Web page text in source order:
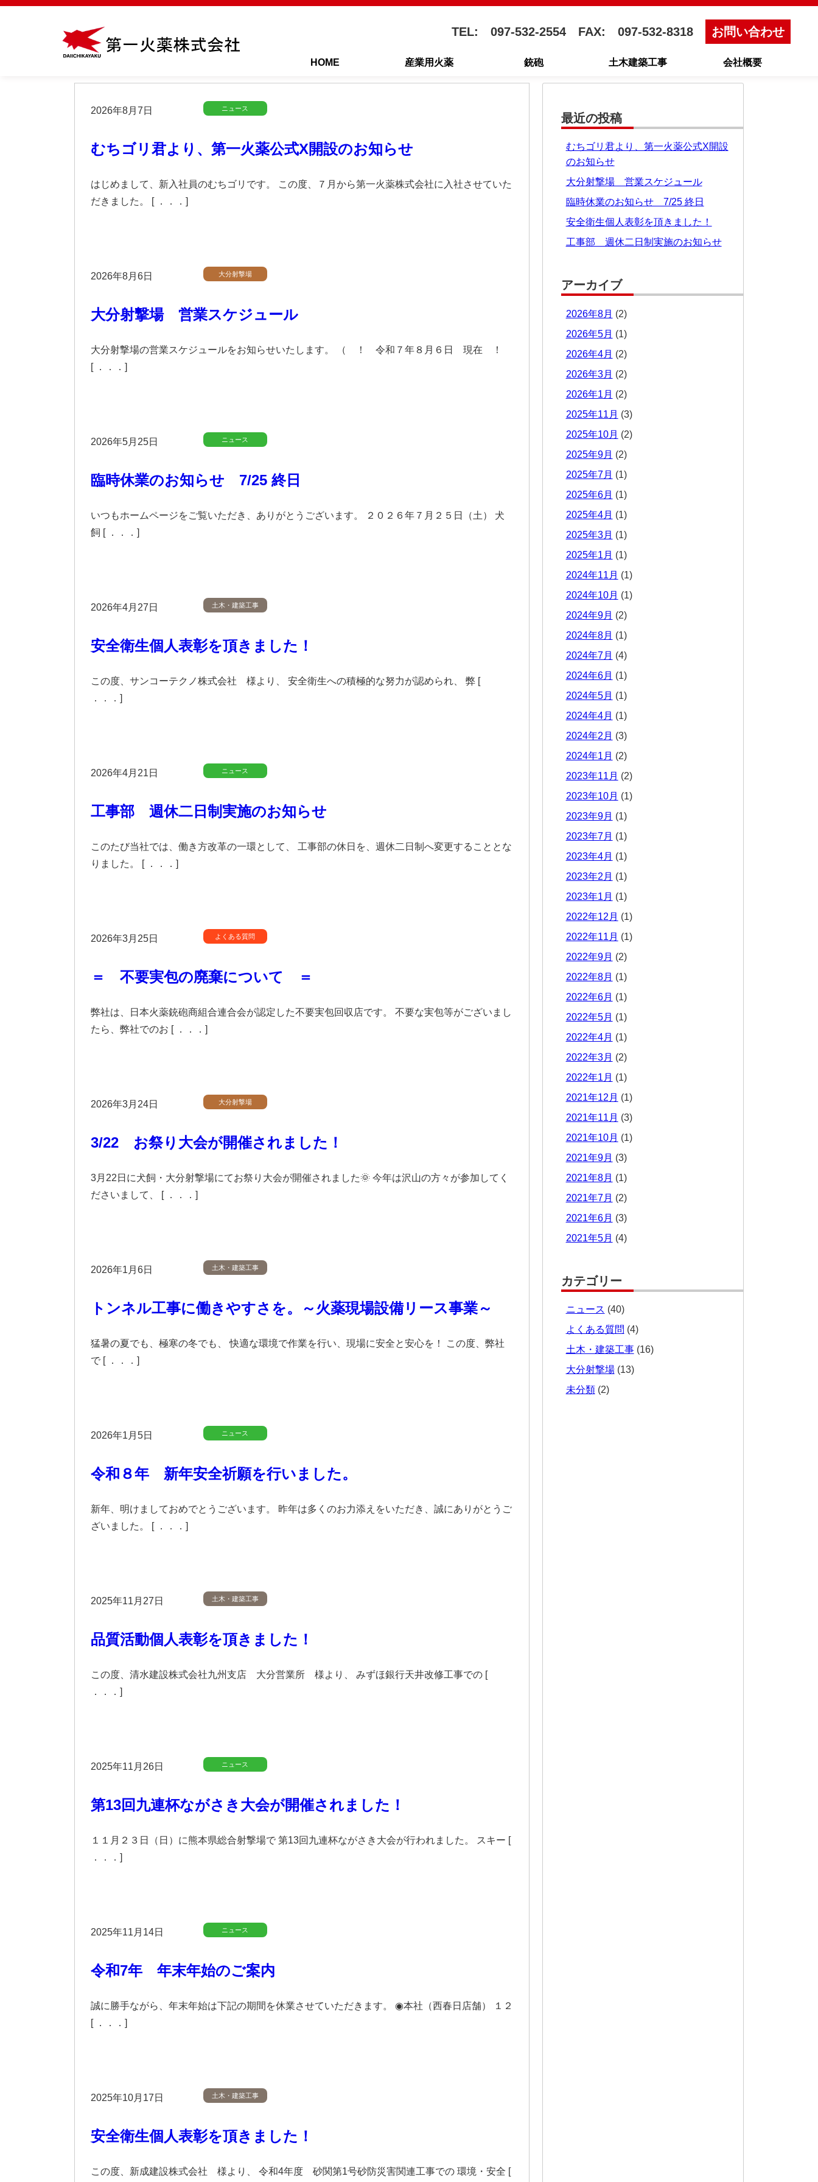
TEL: 097-532-2554 FAX: 097-532-8318 お問い合わせ
HOME 産業用火薬 銃砲 土木建築工事 会社概要
2026年8月7日 ニュース
むちゴリ君より、第一火薬公式X開設のお知らせ
はじめまして、新入社員のむちゴリです。 この度、７月から第一火薬株式会社に入社させていた
だきました。 [ ．．．]
2026年8月6日 大分射撃場
大分射撃場 営業スケジュール
大分射撃場の営業スケジュールをお知らせいたします。 （ ！ 令和７年８月６日 現在 ！
[ ．．．]
2026年5月25日 ニュース
臨時休業のお知らせ 7/25 終日
いつもホームページをご覧いただき、ありがとうございます。 ２０２６年７月２５日（土） 犬
飼 [ ．．．]
2026年4月27日 土木・建築工事
安全衛生個人表彰を頂きました！
この度、サンコーテクノ株式会社 様より、 安全衛生への積極的な努力が認められ、 弊 [
．．．]
2026年4月21日 ニュース
工事部 週休二日制実施のお知らせ
このたび当社では、働き方改革の一環として、 工事部の休日を、週休二日制へ変更することとな
りました。 [ ．．．]
2026年3月25日 よくある質問
＝ 不要実包の廃棄について ＝
弊社は、日本火薬銃砲商組合連合会が認定した不要実包回収店です。 不要な実包等がございまし
たら、弊社でのお [ ．．．]
2026年3月24日 大分射撃場
3/22 お祭り大会が開催されました！
3月22日に犬飼・大分射撃場にてお祭り大会が開催されました🌞 今年は沢山の方々が参加してく
ださいまして、 [ ．．．]
2026年1月6日 土木・建築工事
トンネル工事に働きやすさを。～火薬現場設備リース事業～
猛暑の夏でも、極寒の冬でも、 快適な環境で作業を行い、現場に安全と安心を！ この度、弊社
で [ ．．．]
2026年1月5日 ニュース
令和８年 新年安全祈願を行いました。
新年、明けましておめでとうございます。 昨年は多くのお力添えをいただき、誠にありがとうご
ざいました。 [ ．．．]
2025年11月27日 土木・建築工事
品質活動個人表彰を頂きました！
この度、清水建設株式会社九州支店 大分営業所 様より、 みずほ銀行天井改修工事での [
．．．]
2025年11月26日 ニュース
第13回九連杯ながさき大会が開催されました！
１１月２３日（日）に熊本県総合射撃場で 第13回九連杯ながさき大会が行われました。 スキー [
．．．]
2025年11月14日 ニュース
令和7年 年末年始のご案内
誠に勝手ながら、年末年始は下記の期間を休業させていただきます。 ◉本社（西春日店舗） １２
[ ．．．]
2025年10月17日 土木・建築工事
安全衛生個人表彰を頂きました！
この度、新成建設株式会社 様より、 令和4年度 砂関第1号砂防災害関連工事での 環境・安全 [
最近の投稿
むちゴリ君より、第一火薬公式X開設
のお知らせ
大分射撃場 営業スケジュール
臨時休業のお知らせ 7/25 終日
安全衛生個人表彰を頂きました！
工事部 週休二日制実施のお知らせ
アーカイブ
2026年8月 (2)
2026年5月 (1)
2026年4月 (2)
2026年3月 (2)
2026年1月 (2)
2025年11月 (3)
2025年10月 (2)
2025年9月 (2)
2025年7月 (1)
2025年6月 (1)
2025年4月 (1)
2025年3月 (1)
2025年1月 (1)
2024年11月 (1)
2024年10月 (1)
2024年9月 (2)
2024年8月 (1)
2024年7月 (4)
2024年6月 (1)
2024年5月 (1)
2024年4月 (1)
2024年2月 (3)
2024年1月 (2)
2023年11月 (2)
2023年10月 (1)
2023年9月 (1)
2023年7月 (1)
2023年4月 (1)
2023年2月 (1)
2023年1月 (1)
2022年12月 (1)
2022年11月 (1)
2022年9月 (2)
2022年8月 (1)
2022年6月 (1)
2022年5月 (1)
2022年4月 (1)
2022年3月 (2)
2022年1月 (1)
2021年12月 (1)
2021年11月 (3)
2021年10月 (1)
2021年9月 (3)
2021年8月 (1)
2021年7月 (2)
2021年6月 (3)
2021年5月 (4)
カテゴリー
ニュース (40)
よくある質問 (4)
土木・建築工事(16)
大分射撃場(13)
未分類(2)